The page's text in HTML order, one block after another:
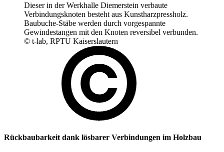
Dieser in der Werkhalle Diemerstein verbaute
Verbindungsknoten besteht aus Kunstharzpressholz.
Baubuche-Stäbe werden durch vorgespannte
Gewindestangen mit den Knoten reversibel verbunden.
© t-lab, RPTU Kaiserslautern
Rückbaubarkeit dank lösbarer Verbindungen im Holzbau